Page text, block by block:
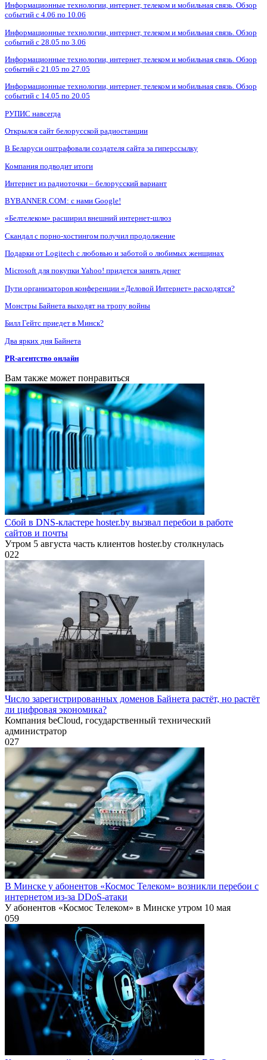
Информационные технологии, интернет, телеком и мобильная связь. Обзор
событий с 4.06 по 10.06
Информационные технологии, интернет, телеком и мобильная связь. Обзор
событий с 28.05 по 3.06
Информационные технологии, интернет, телеком и мобильная связь. Обзор
событий с 21.05 по 27.05
Информационные технологии, интернет, телеком и мобильная связь. Обзор
событий с 14.05 по 20.05
РУПИС навсегда
Открылся сайт белорусской радиостанции
В Беларуси оштрафовали создателя сайта за гиперссылку
Компания подводит итоги
Интернет из радиоточки – белорусский вариант
BYBANNER.COM: c нами Google!
«Белтелеком» расширил внешний интернет-шлюз
Скандал с порно-хостингом получил продолжение
Подарки от Logitech с любовью и заботой о любимых женщинах
Microsoft для покупки Yahoo! придется занять денег
Пути организаторов конференции «Деловой Интернет» расходятся?
Монстры Байнета выходят на тропу войны
Билл Гейтс приедет в Минск?
Два ярких дня Байнета
PR-агентство онлайн
Вам также может понравиться
Сбой в DNS-кластере hoster.by вызвал перебои в работе
сайтов и почты
Утром 5 августа часть клиентов hoster.by столкнулась
022
Число зарегистрированных доменов Байнета растёт, но растёт
ли цифровая экономика?
Компания beCloud, государственный технический
администратор
027
В Минске у абонентов «Космос Телеком» возникли перебои с
интернетом из-за DDoS-атаки
У абонентов «Космос Телеком» в Минске утром 10 мая
059